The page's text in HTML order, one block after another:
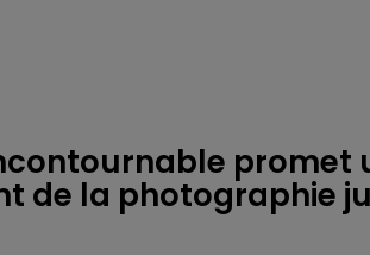
promet
de la photographie